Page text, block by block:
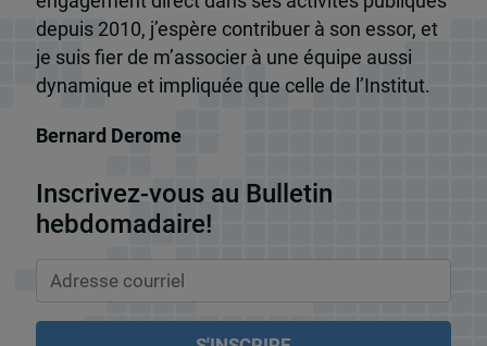
depuis 2010, j’espère contribuer à son essor, et
je suis fier de m’associer à une équipe aussi
dynamique et impliquée que celle de l’Institut.
Bernard Derome
Inscrivez-vous au Bulletin
hebdomadaire!